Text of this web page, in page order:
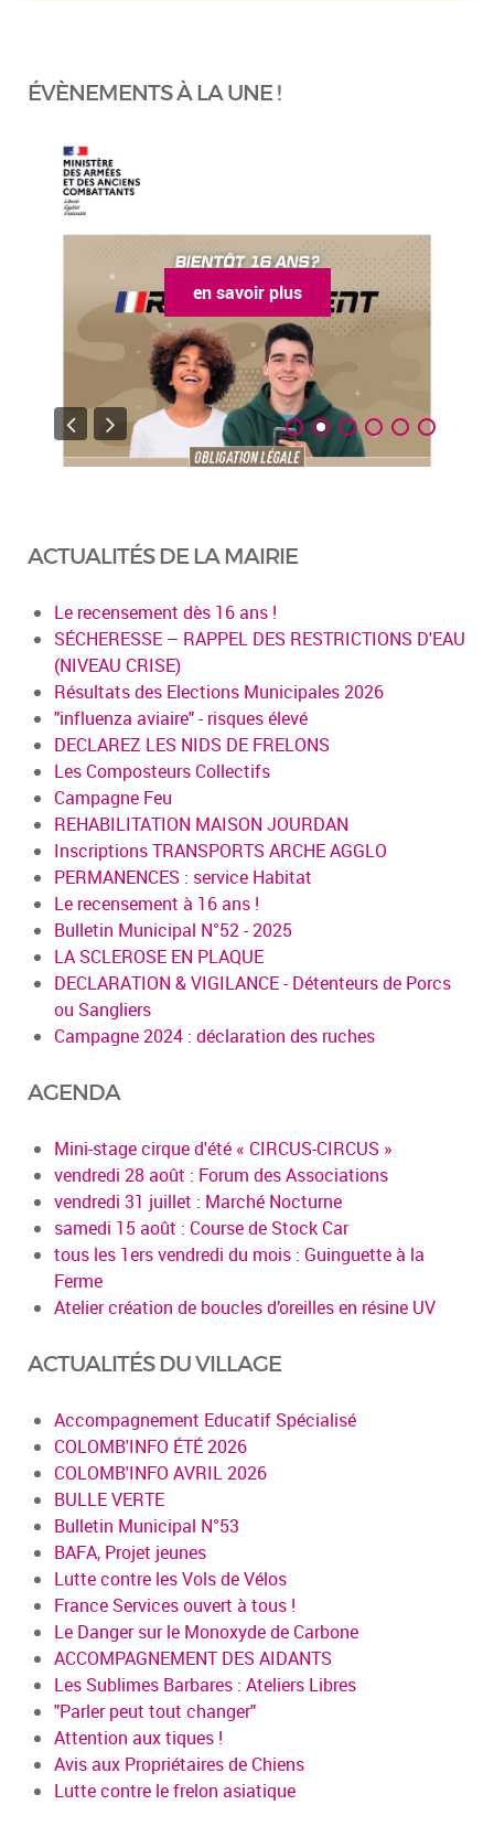
ÉVÈNEMENTS À LA UNE !
en savoir plus
ACTUALITÉS DE LA MAIRIE
Le recensement dès 16 ans !
SÉCHERESSE – RAPPEL DES RESTRICTIONS D'EAU
(NIVEAU CRISE)
Résultats des Elections Municipales 2026
"influenza aviaire" - risques élevé
DECLAREZ LES NIDS DE FRELONS
Les Composteurs Collectifs
Campagne Feu
REHABILITATION MAISON JOURDAN
Inscriptions TRANSPORTS ARCHE AGGLO
PERMANENCES : service Habitat
Le recensement à 16 ans !
Bulletin Municipal N°52 - 2025
LA SCLEROSE EN PLAQUE
DECLARATION & VIGILANCE - Détenteurs de Porcs
ou Sangliers
Campagne 2024 : déclaration des ruches
AGENDA
Mini-stage cirque d'été « CIRCUS-CIRCUS »
vendredi 28 août : Forum des Associations
vendredi 31 juillet : Marché Nocturne
samedi 15 août : Course de Stock Car
tous les 1ers vendredi du mois : Guinguette à la
Ferme
Atelier création de boucles d’oreilles en résine UV
ACTUALITÉS DU VILLAGE
Accompagnement Educatif Spécialisé
COLOMB'INFO ÉTÉ 2026
COLOMB'INFO AVRIL 2026
BULLE VERTE
Bulletin Municipal N°53
BAFA, Projet jeunes
Lutte contre les Vols de Vélos
France Services ouvert à tous !
Le Danger sur le Monoxyde de Carbone
ACCOMPAGNEMENT DES AIDANTS
Les Sublimes Barbares : Ateliers Libres
"Parler peut tout changer"
Attention aux tiques !
Avis aux Propriétaires de Chiens
Lutte contre le frelon asiatique